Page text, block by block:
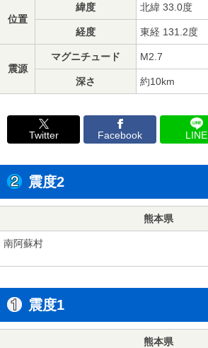
位置
緯度 北緯 33.0度
経度 東経 131.2度
震源
マグニチュード M2.7
深さ 約10km
Twitter Facebook LINE
震度2
熊本県
南阿蘇村
震度1
熊本県